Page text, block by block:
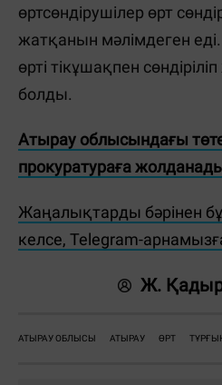
өртсөндірушілер өрт
жатқанын мәлімдеген
өрті тікұшақпен
болды.
Атырау облысындағы
прокуратураға
Жаңалықтарды бәрінен
келсе, Telegram-
Ж.
АТЫРАУ ОБЛЫСЫ АТЫРАУ ӨРТ